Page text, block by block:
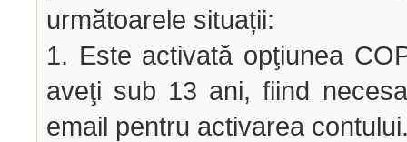
următoarele situații:
1. Este activată opţiunea
aveţi sub 13 ani, fiind
email pentru activarea